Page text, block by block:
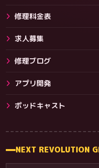
その他サービス
修理料金表
求人募集
修理ブログ
アプリ開発
ポッドキャスト
NEXT REVOLUTION